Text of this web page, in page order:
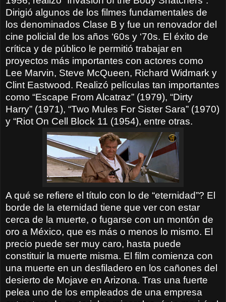
Dirigió algunos de los filmes fundamentales de
los denominados Clase B y fue un renovador del
cine policial de los años ‘60s y ‘70s. El éxito de
crítica y de público le permitió trabajar en
proyectos más importantes con actores como
Lee Marvin, Steve McQueen, Richard Widmark y
Clint Eastwood. Realizó películas tan importantes
como “Escape From Alcatraz” (1979), “Dirty
Harry” (1971), “Two Mules For Sister Sara” (1970)
y “Riot On Cell Block 11 (1954), entre otras.
A qué se refiere el título con lo de “eternidad”? El
borde de la eternidad tiene que ver con estar
cerca de la muerte, o fugarse con un montón de
oro a México, que es más o menos lo mismo. El
precio puede ser muy caro, hasta puede
constituir la muerte misma. El film comienza con
una muerte en un desfiladero en los cañones del
desierto de Mojave en Arizona. Tras una fuerte
pelea uno de los empleados de una empresa